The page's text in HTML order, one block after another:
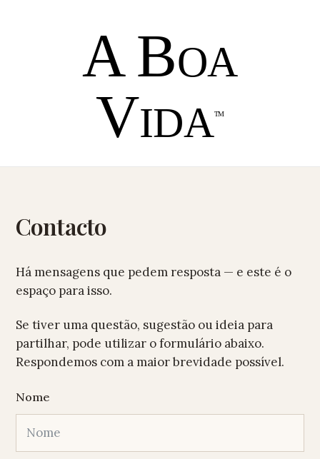
A Boa
Vida
Contacto
Há mensagens que pedem resposta — e este é o
espaço para isso.
Se tiver uma questão, sugestão ou ideia para
partilhar, pode utilizar o formulário abaixo.
Respondemos com a maior brevidade possível.
Nome
Top